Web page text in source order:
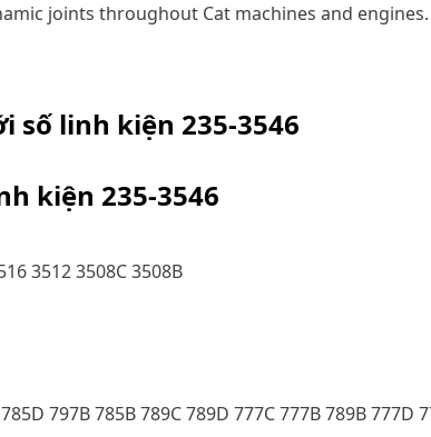
joints throughout Cat machines and engines.
số linh kiện 235-3546
kiện 235-3546
3512 3508C 3508B
797B 785B 789C 789D 777C 777B 789B 777D